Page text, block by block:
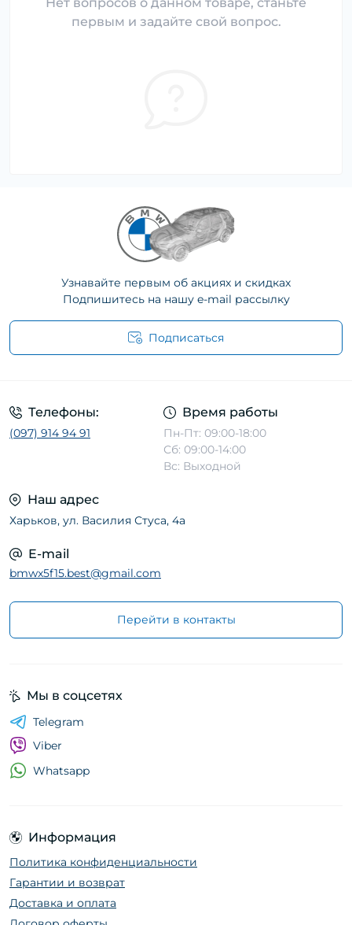
Нет вопросов о данном товаре, станьте
первым и задайте свой вопрос.
Узнавайте первым об акциях и скидках
Подпишитесь на нашу e-mail рассылку
Подписаться
Телефоны:
(097) 914 94 91
Время работы
Пн-Пт: 09:00-18:00
Сб: 09:00-14:00
Вс: Выходной
Наш адрес
Харьков, ул. Василия Стуса, 4а
E-mail
bmwx5f15.best@gmail.com
Перейти в контакты
Информация
Политика конфиденциальности
Гарантии и возврат
Доставка и оплата
Мы в соцсетях
Telegram
Viber
Whatsapp